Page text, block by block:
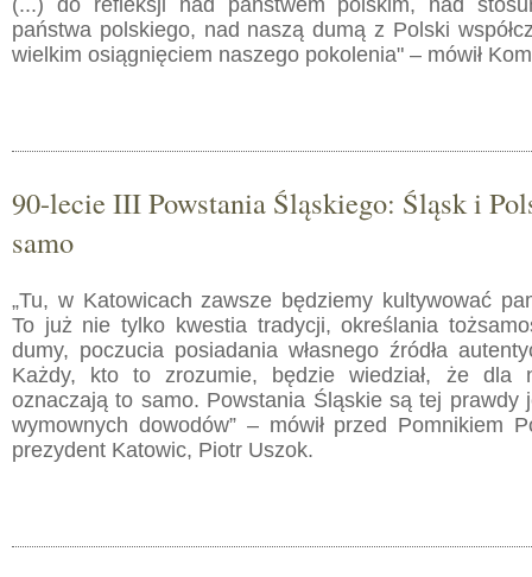
(...) do refleksji nad państwem polskim, nad
państwa polskiego, nad naszą dumą z Polski
wielkim osiągnięciem naszego pokolenia" – mówił
90-lecie III Powstania Śląskiego: Śląsk i
samo
„Tu, w Katowicach zawsze będziemy kultywować
To już nie tylko kwestia tradycji, określania
dumy, poczucia posiadania własnego źródła
Każdy, kto to zrozumie, będzie wiedział, że dla
oznaczają to samo. Powstania Śląskie są tej prawdy
wymownych dowodów” – mówił przed Pomnikiem
prezydent Katowic, Piotr Uszok.